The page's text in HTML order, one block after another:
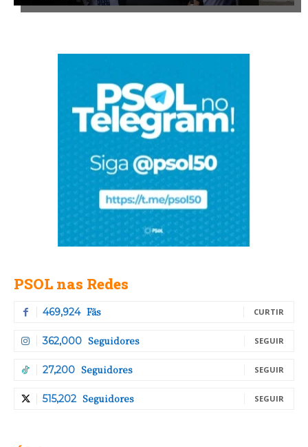
PSOL nas Redes
469,924 Fãs CURTIR
362,000 Seguidores SEGUIR
27,200 Seguidores SEGUIR
515,202 Seguidores SEGUIR